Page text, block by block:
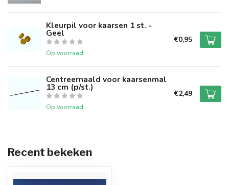
Kleurpil voor kaarsen 1 st. -
Geel
Op voorraad
€0,95
Centreernaald voor kaarsenmal
13 cm (p/st.)
Op voorraad
€2,49
Recent bekeken